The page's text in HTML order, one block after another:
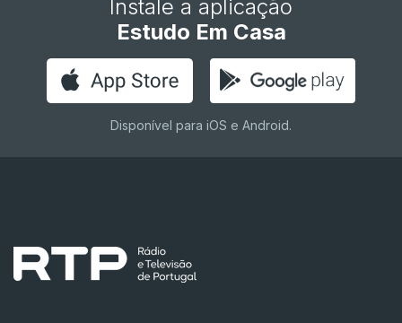
Instale a aplicação
Estudo Em Casa
Disponível para iOS e Android.